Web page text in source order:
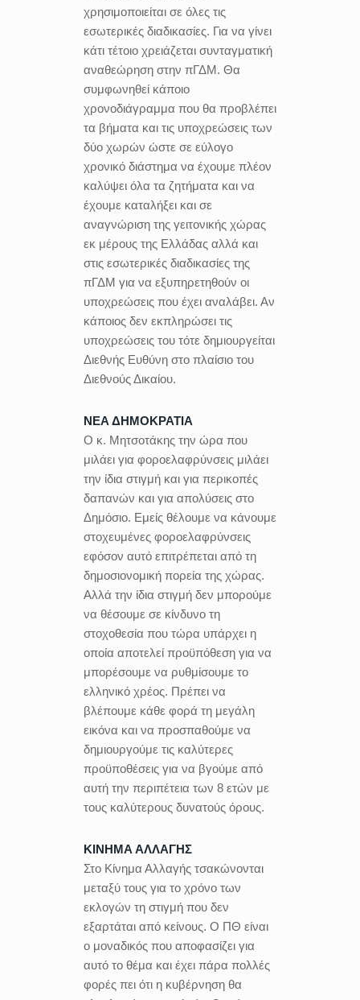
χρησιμοποιείται σε όλες τις
εσωτερικές διαδικασίες. Για να γίνει
κάτι τέτοιο χρειάζεται συνταγματική
αναθεώρηση στην πΓΔΜ. Θα
συμφωνηθεί κάποιο
χρονοδιάγραμμα που θα προβλέπει
τα βήματα και τις υποχρεώσεις των
δύο χωρών ώστε σε εύλογο
χρονικό διάστημα να έχουμε πλέον
καλύψει όλα τα ζητήματα και να
έχουμε καταλήξει και σε
αναγνώριση της γειτονικής χώρας
εκ μέρους της Ελλάδας αλλά και
στις εσωτερικές διαδικασίες της
πΓΔΜ για να εξυπηρετηθούν οι
υποχρεώσεις που έχει αναλάβει. Αν
κάποιος δεν εκπληρώσει τις
υποχρεώσεις του τότε δημιουργείται
Διεθνής Ευθύνη στο πλαίσιο του
Διεθνούς Δικαίου.
ΝΕΑ ΔΗΜΟΚΡΑΤΙΑ
Ο κ. Μητσοτάκης την ώρα που
μιλάει για φοροελαφρύνσεις μιλάει
την ίδια στιγμή και για περικοπές
δαπανών και για απολύσεις στο
Δημόσιο. Εμείς θέλουμε να κάνουμε
στοχευμένες φοροελαφρύνσεις
εφόσον αυτό επιτρέπεται από τη
δημοσιονομική πορεία της χώρας.
Αλλά την ίδια στιγμή δεν μπορούμε
να θέσουμε σε κίνδυνο τη
στοχοθεσία που τώρα υπάρχει η
οποία αποτελεί προϋπόθεση για να
μπορέσουμε να ρυθμίσουμε το
ελληνικό χρέος. Πρέπει να
βλέπουμε κάθε φορά τη μεγάλη
εικόνα και να προσπαθούμε να
δημιουργούμε τις καλύτερες
προϋποθέσεις για να βγούμε από
αυτή την περιπέτεια των 8 ετών με
τους καλύτερους δυνατούς όρους.
ΚΙΝΗΜΑ ΑΛΛΑΓΗΣ
Στο Κίνημα Αλλαγής τσακώνονται
μεταξύ τους για το χρόνο των
εκλογών τη στιγμή που δεν
εξαρτάται από κείνους. Ο ΠΘ είναι
ο μοναδικός που αποφασίζει για
αυτό το θέμα και έχει πάρα πολλές
φορές πει ότι η κυβέρνηση θα